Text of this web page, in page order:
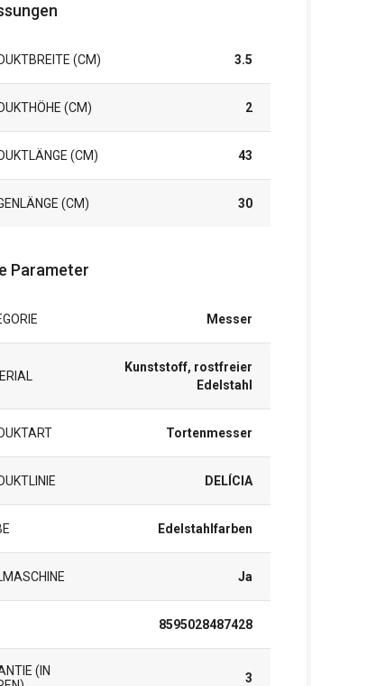
(CM) 3.5
(CM) 2
(CM) 43
(CM) 30
Parameter
Messer
Kunststoff, rostfreier
Edelstahl
Tortenmesser
DELÍCIA
Edelstahlfarben
Ja
8595028487428
(IN
3